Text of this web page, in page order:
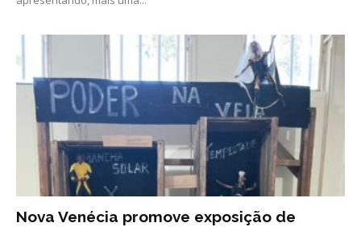
Nova Venécia promove exposição de